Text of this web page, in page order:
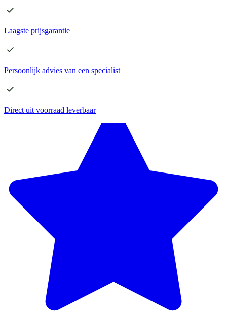
Laagste prijsgarantie
Persoonlijk advies van een specialist
Direct uit voorraad leverbaar